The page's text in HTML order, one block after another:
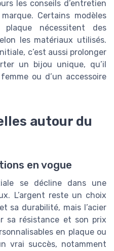
les conseils d’entretien
Certains modèles
nécessitent des
les matériaux utilisés.
c’est aussi prolonger
un bijou unique, qu’il
ou d’un accessoire
autour du
en vogue
se décline dans une
L’argent reste un choix
sa durabilité, mais l’acier
sa résistance et son prix
en plaque ou
vrai succès, notamment